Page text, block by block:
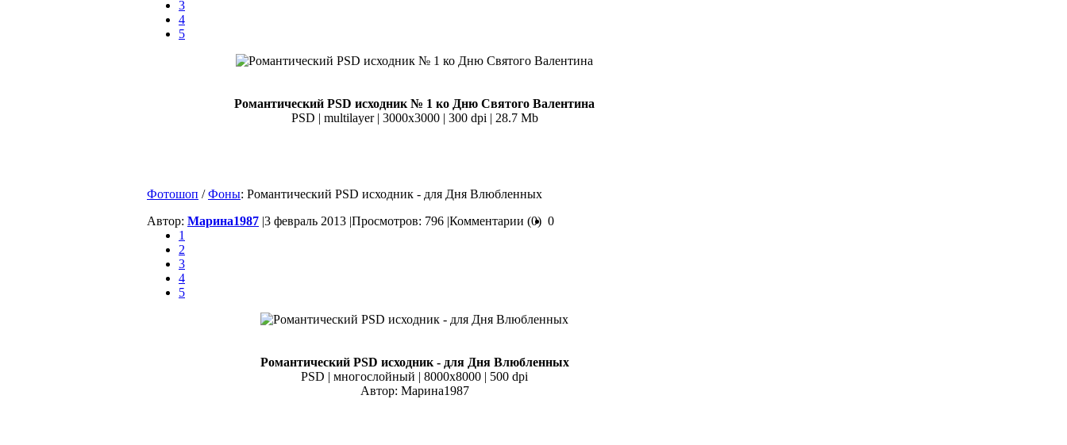
3
4
5
Романтический PSD исходник № 1 ко Дню Святого Валентина
PSD | multilayer | 3000x3000 | 300 dpi | 28.7 Mb
Фотошоп /Фоны: Романтический PSD исходник - для Дня Влюбленных
Автор: Марина1987 |3 февраль 2013 |Просмотров: 796 |Комментарии (0) 0
1
2
3
4
5
Романтический PSD исходник - для Дня Влюбленных
PSD | многослойный | 8000x8000 | 500 dpi
Автор: Марина1987